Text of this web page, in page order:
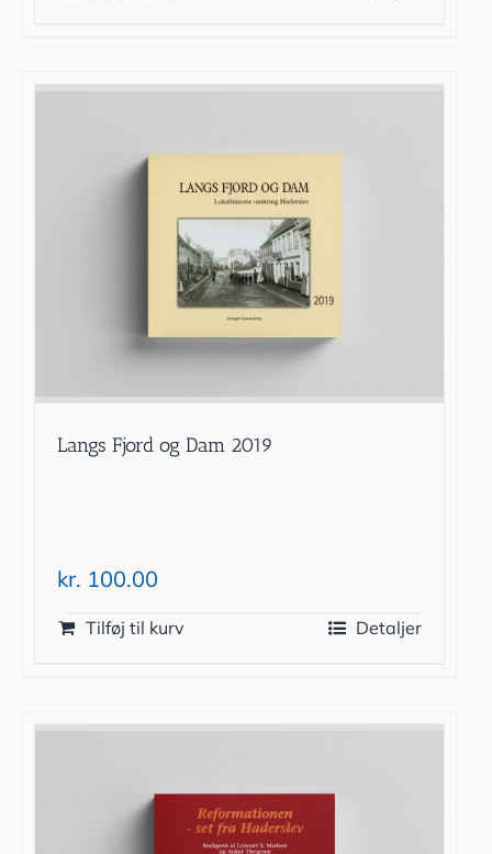
Langs Fjord og Dam 2019
kr. 100.00
Tilføj til kurv Detaljer